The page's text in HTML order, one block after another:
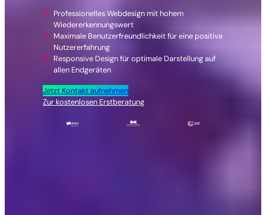
Professionelles Webdesign mit hohem
Wiedererkennungswert
Maximale Benutzerfreundlichkeit für eine positive
Nutzererfahrung
Responsive Design für optimale Darstellung auf
allen Endgeräten
Jetzt Kontakt aufnehmen
Zur kostenlosen Erstberatung